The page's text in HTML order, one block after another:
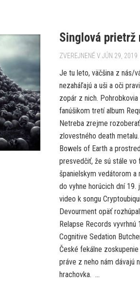
Singlová prietrž
ZVEREJNENÉ V JÚN 29, 2019
Je tu leto, väčšina z nás/
nezaháľajú a uši a oči
zopár z nich.
fanúšikom tretí album
Netreba zrejme
zlovestného death
Bowels of Earth a
presvedčiť, že sú stále vo
španielskym vedátorom
do vyhne horúcich dní
video k songu
Devourment opäť
Relapse Records
Cognitive Sedation
České fekálne
práve z neho nám dávajú
hrachovka. ...